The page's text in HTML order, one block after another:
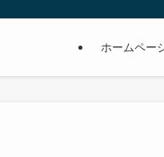
ホームペー